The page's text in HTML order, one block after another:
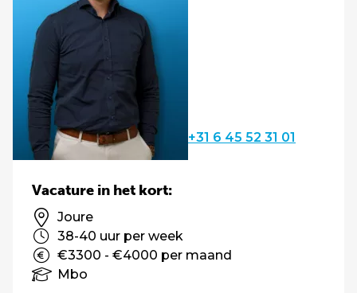
+31 6 45 52 31 01
Vacature in het kort:
Joure
38-40 uur per week
€3300 - €4000 per maand
Mbo